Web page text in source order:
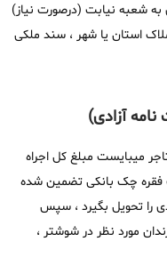
شعبه نیابت (درصورت نیاز)
استان یا شهر ، سند ملکی
میبایست مبلغ کل اجراه
فقره چک بانکی تضمین شده
را تحویل بگیرد ، سپس
زندان مورد نظر در شوشتر ،